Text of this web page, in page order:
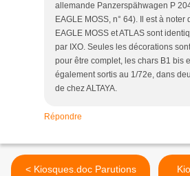
allemande Panzerspähwagen P
EAGLE MOSS, n° 64). Il est à
EAGLE MOSS et ATLAS sont
par IXO. Seules les décorations
pour être complet, les chars B1 bis
également sortis au 1/72e, dans
de chez ALTAYA.
Répondre
< Kiosques.doc Parutions